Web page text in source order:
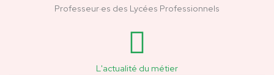
Professeur·es des Lycées Professionnels
L'actualité du métier